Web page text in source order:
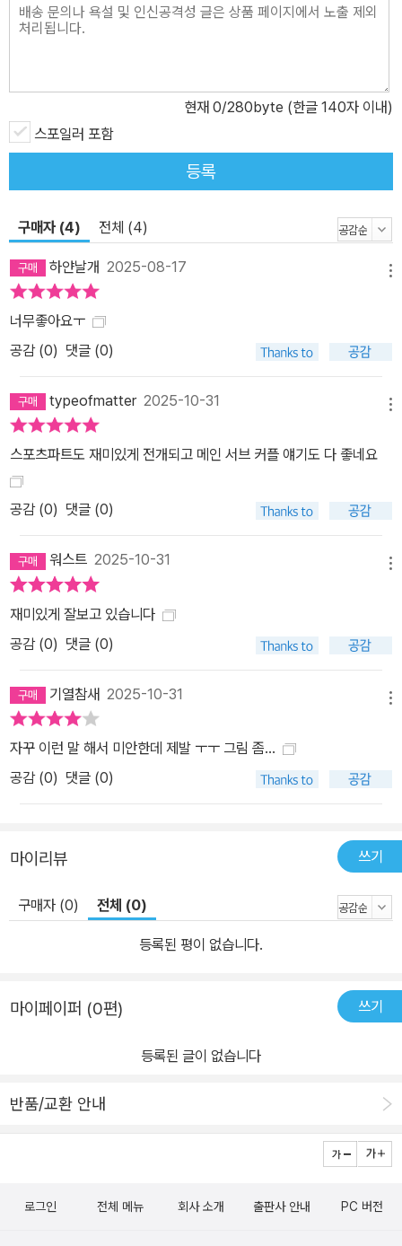
현재 0/280byte (한글 140자 이내)
스포일러 포함
등록
구매자 (4) 전체 (4)
하얀날개 2025-08-17
너무좋아요ㅜ
공감 (0) 댓글 (0)
typeofmatter2025-10-31
스포츠파트도 재미있게 전개되고 메인 서브 커플 얘기도 다 좋네요
공감 (0) 댓글 (0)
워스트 2025-10-31
재미있게 잘보고 있습니다
공감 (0) 댓글 (0)
기열참새 2025-10-31
자꾸 이런 말 해서 미안한데 제발 ㅜㅜ 그림 좀...
공감 (0) 댓글 (0)
마이리뷰 쓰기
구매자 (0) 전체 (0)
등록된 평이 없습니다.
마이페이퍼 (0편) 쓰기
등록된 글이 없습니다
반품/교환 안내
로그인 전체 메뉴 회사 소개 출판사 안내 PC 버전